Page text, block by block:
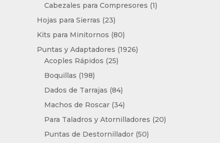
producto
Cabezales para Compresores 11
Hojas para Sierras 2323
productos
Kits para Minitornos 8080
productos
Puntas y Adaptadores 19261926
Acoples Rápidos 2525
Boquillas 198198
productos
Dados de Tarrajas 8484
productos
Machos de Roscar 3434
productos
Para Taladros y Atornilladores 2020
Puntas de Destornillador 5050